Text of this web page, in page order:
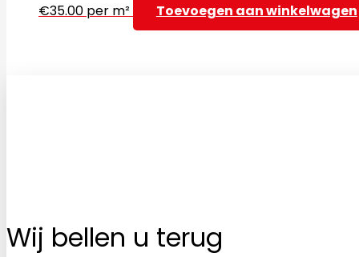
€35.00 per m² Toevoegen aan winkelwagen
Wij bellen u terug